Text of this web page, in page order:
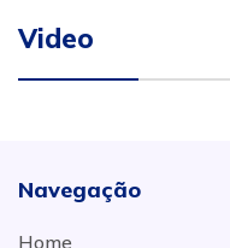
Video
Navegação
Home